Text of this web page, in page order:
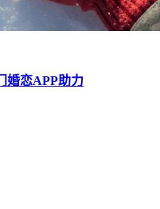
婚恋APP助力